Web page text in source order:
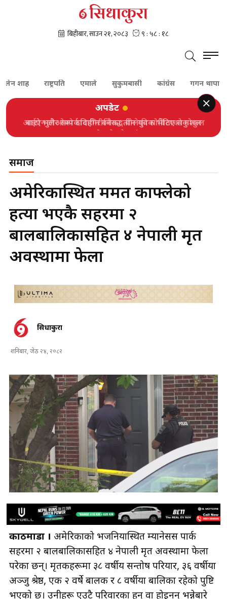
शाह राष्ट्रपति एमाले सुकुमबासी कांग्रेस गगन थापा
अपडेट
आईएनजीओको दादागिरीविरुद्ध बोलेकी सोविताको गोकुल
बास्कोटाले गरे प्रशंसा
समाज
अमेरिकास्थित ममत काफ्लेको
हत्या भएकै सहरमा २
बालबालिकासहित ४ नेपाली मृत
अवस्थामा फेला
काठमाडौं ।अमेरिकाको भर्जिनियास्थित म्यानेसस पार्क
सहरमा २ बालबालिकासहित ४ नेपाली मृत अवस्थामा फेला
परेका छन्। मृतकहरूमा ३८ वर्षीय सन्तोष परियार, ३६ वर्षीया
अञ्जु श्रेष्ठ, एक २ वर्षे बालक र ८ वर्षीया बालिका रहेको पुष्टि